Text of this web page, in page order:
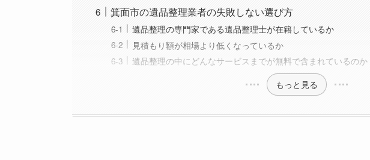
箕面市の遺品整理業者の失敗しない選び方
遺品整理の専門家である遺品整理士が在籍しているか
見積もり額が相場より低くなっているか
遺品整理の中にどんなサービスまでが無料で含まれているのか
もっと見る